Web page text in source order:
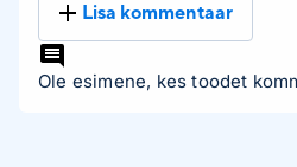
Lisa kommentaar
Ole esimene, kes toodet